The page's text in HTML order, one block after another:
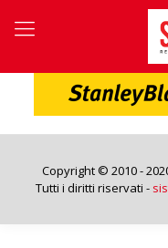
Copyright © 2010 -
Tutti i diritti riservati -